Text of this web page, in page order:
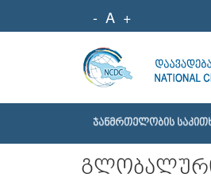
- A +
ᲯᲐᲜᲛᲠᲗᲔᲚᲝᲑᲘᲡ